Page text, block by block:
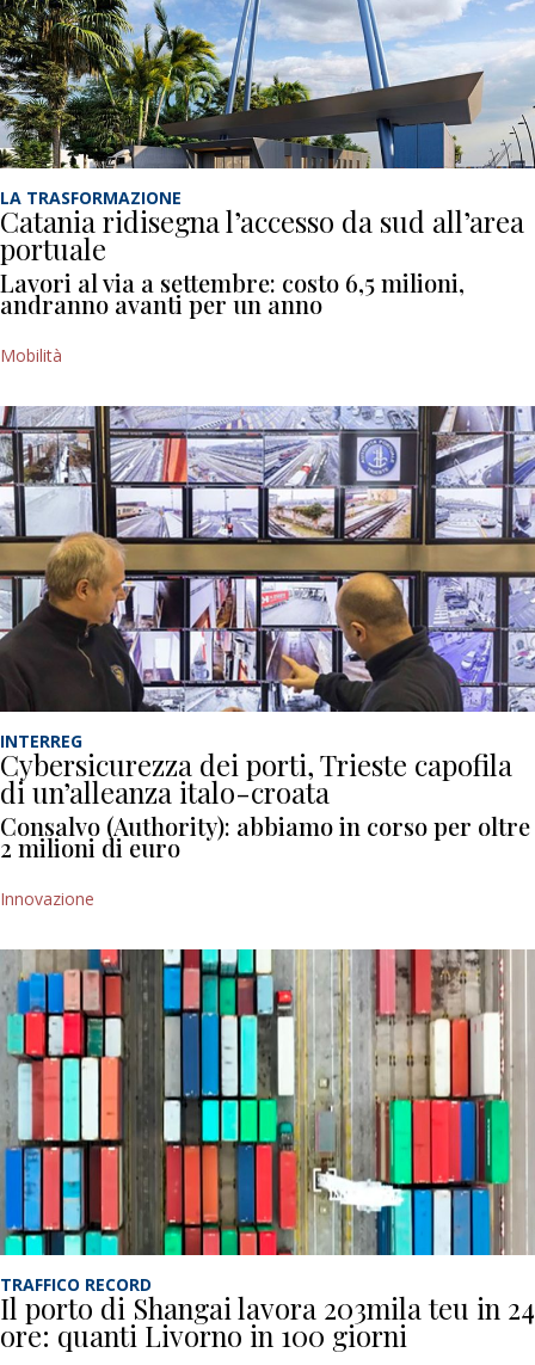
LA TRASFORMAZIONE
Catania ridisegna l’accesso da sud all’area
portuale
Lavori al via a settembre: costo 6,5 milioni,
andranno avanti per un anno
Mobilità
INTERREG
Cybersicurezza dei porti, Trieste capofila
di un’alleanza italo-croata
Consalvo (Authority): abbiamo in corso per oltre
2 milioni di euro
Innovazione
TRAFFICO RECORD
Il porto di Shangai lavora 203mila teu in 24
ore: quanti Livorno in 100 giorni